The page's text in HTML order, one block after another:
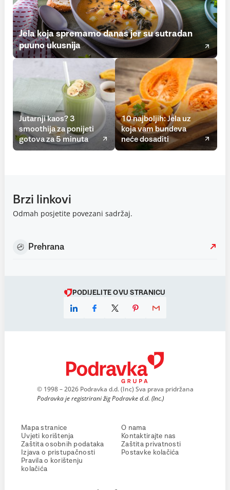
Jela koja spremamo danas jer su sutradan
puuno ukusnija
Jutarnji kaos? 3
smoothija za ponijeti
gotova za 5 minuta
10 najboljih: Jela uz
koja vam bundeva
neće dosaditi
Brzi linkovi
Odmah posjetite povezani sadržaj.
Prehrana
PODIJELITE OVU STRANICU
© 1998 – 2026 Podravka d.d. (Inc) Sva prava pridržana
Podravka je registrirani žig Podravke d.d. (Inc.)
Mapa stranice
Uvjeti korištenja
Zaštita osobnih podataka
Izjava o pristupačnosti
Pravila o korištenju
kolačića
O nama
Kontaktirajte nas
Zaštita privatnosti
Postavke kolačića